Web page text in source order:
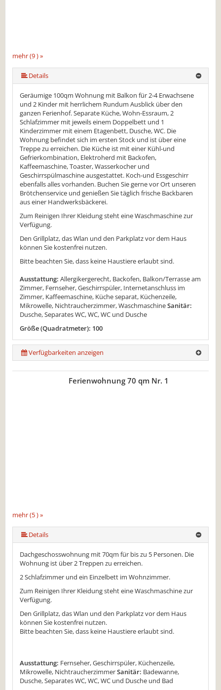
mehr (9 ) »
mehr (9 ) »
mehr (9 ) »
mehr (9 ) »
mehr (9 ) »
mehr (9 ) »
Details
Geräumige 100qm Wohnung mit Balkon für 2-4 Erwachsene
und 2 Kinder mit herrlichem Rundum Ausblick über den
ganzen Ferienhof. Separate Küche, Wohn-Essraum, 2
Schlafzimmer mit jeweils einem Doppelbett und 1
Kinderzimmer mit einem Etagenbett, Dusche, WC. Die
Wohnung befindet sich im ersten Stock und ist über eine
Treppe zu erreichen. Die Küche ist mit einer Kühl-und
Gefrierkombination, Elektroherd mit Backofen,
Kaffeemaschine, Toaster, Wasserkocher und
Geschirrspülmaschine ausgestattet. Koch-und Essgeschirr
ebenfalls alles vorhanden. Buchen Sie gerne vor Ort unseren
Brötchenservice und genießen Sie täglich frische Backbaren
aus einer Handwerksbäckerei.
Zum Reinigen Ihrer Kleidung steht eine Waschmaschine zur
Verfügung.
Den Grillplatz, das Wlan und den Parkplatz vor dem Haus
können Sie kostenfrei nutzen.
Bitte beachten Sie, dass keine Haustiere erlaubt sind.
Ausstattung: Allergikergerecht, Backofen, Balkon/Terrasse am
Zimmer, Fernseher, Geschirrspüler, Internetanschluss im
Zimmer, Kaffeemaschine, Küche separat, Küchenzeile,
Mikrowelle, Nichtraucherzimmer, WaschmaschineSanitär:
Dusche, Separates WC, WC, WC und Dusche
Größe (Quadratmeter): 100
Verfügbarkeiten anzeigen
mehr (5 ) »
mehr (5 ) »
Ferienwohnung 70 qm Nr. 1
Details
Dachgeschosswohnung mit 70qm für bis zu 5 Personen. Die
Wohnung ist über 2 Treppen zu erreichen.
2 Schlafzimmer und ein Einzelbett im Wohnzimmer.
Zum Reinigen Ihrer Kleidung steht eine Waschmaschine zur
Verfügung.
Den Grillplatz, das Wlan und den Parkplatz vor dem Haus
können Sie kostenfrei nutzen.
Bitte beachten Sie, dass keine Haustiere erlaubt sind.
Ausstattung: Fernseher, Geschirrspüler, Küchenzeile,
Mikrowelle, NichtraucherzimmerSanitär: Badewanne,
Dusche, Separates WC, WC, WC und Dusche und Bad